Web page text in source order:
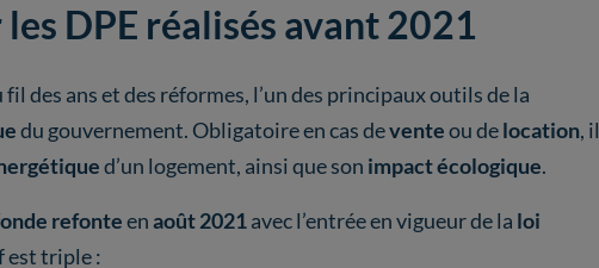
DPE réalisés avant 2021
fil des ans et des réformes, l’un des principaux outils de la
du gouvernement. Obligatoire en cas deventeou delocation, il
d’un logement, ainsi que son impact écologique.
refonteenaoût 2021avec l’entrée en vigueur de la loi
est triple :